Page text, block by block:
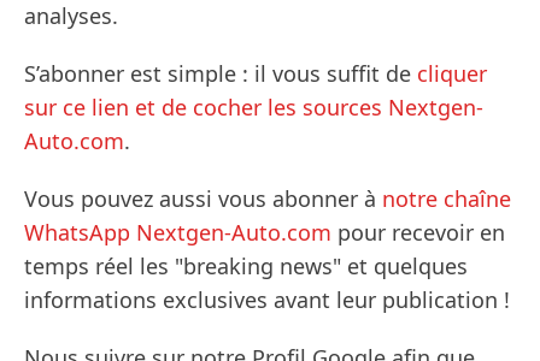
analyses.
S’abonner est simple : il vous suffit de cliquer
sur ce lien et de cocher les sources Nextgen-
Auto.com.
Vous pouvez aussi vous abonner à notre chaîne
WhatsApp Nextgen-Auto.com pour recevoir en
temps réel les "breaking news" et quelques
informations exclusives avant leur publication !